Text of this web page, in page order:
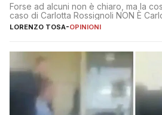
Forse ad alcuni non è chiaro, ma la
caso di Carlotta Rossignoli NON È
LORENZO TOSA-OPINIONI